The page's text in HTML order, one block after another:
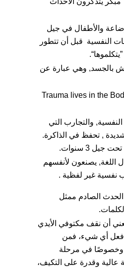
والأطفال في جيل
النفسية قبل أن تتطور
بالجسد, وهي عبارة عن
“Trauma lives in the
والتجارب التي
, تحفظ في الذاكرة.
3 سنوات.
اللغة, يصنعون لأنفسهم
نفسية غير لفظية .
الصادم ممثل
أن نقف مكتوفي الأيدي
فعل أي شيء، فمن
وخصوصًا في مرحلة
عالية وقدرة على التكيف،